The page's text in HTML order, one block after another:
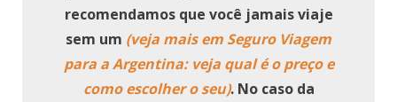
recomendamos que você jamais viaje
sem um (veja mais em Seguro Viagem
para a Argentina: veja qual é o preço e
como escolher o seu). No caso da